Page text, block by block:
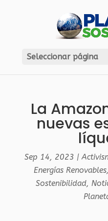
Seleccionar página
La
nuevas
Sep 14, 2023 |
Energías Renovables
Sostenibilidad,